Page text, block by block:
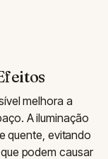
melhora a
A iluminação
quente, evitando
podem causar